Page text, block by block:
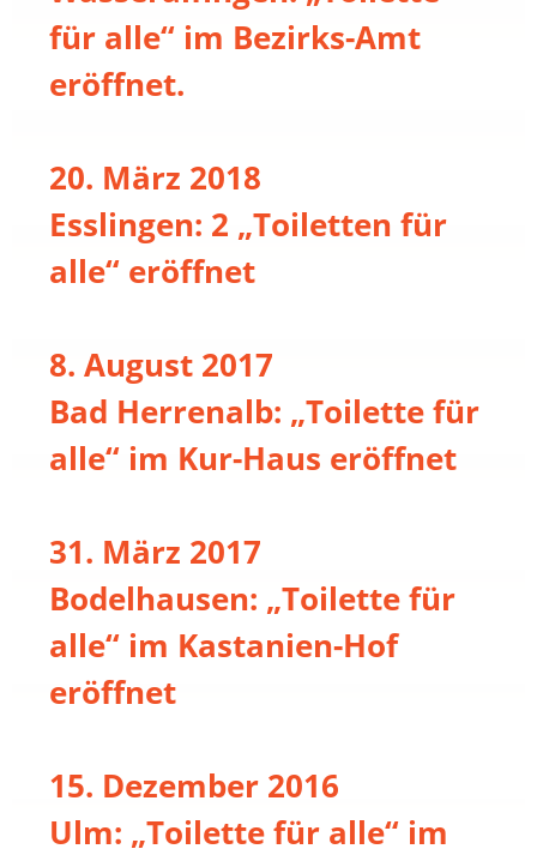
für alle“ im Bezirks-Amt
eröffnet.
20. März 2018
Esslingen: 2 „Toiletten für
alle“ eröffnet
8. August 2017
Bad Herrenalb: „Toilette für
alle“ im Kur-Haus eröffnet
31. März 2017
Bodelhausen: „Toilette für
alle“ im Kastanien-Hof
eröffnet
15. Dezember 2016
Ulm: „Toilette für alle“ im